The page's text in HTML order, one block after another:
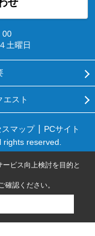
00
土曜日
エスト
スマップ
PCサイト
reserved.
ビス向上検討を目的と
確認ください。